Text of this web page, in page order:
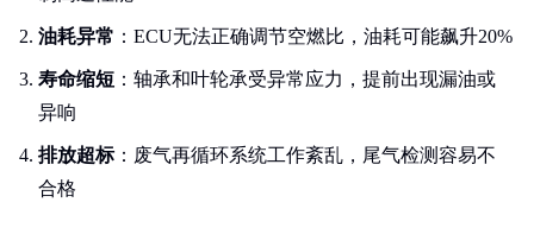
油耗异常 ：ECU无法正确调节空燃比，油耗可能飙升20%
寿命缩短 ：轴承和叶轮承受异常应力，提前出现漏油或
异响
排放超标：废气再循环系统工作紊乱，尾气检测容易不
合格